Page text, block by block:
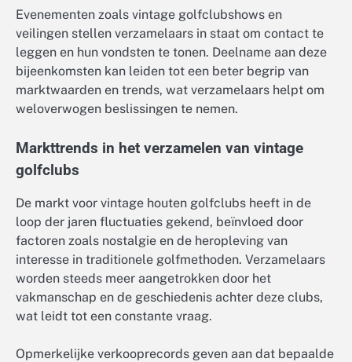
Evenementen zoals vintage golfclubshows en
veilingen stellen verzamelaars in staat om contact te
leggen en hun vondsten te tonen. Deelname aan deze
bijeenkomsten kan leiden tot een beter begrip van
marktwaarden en trends, wat verzamelaars helpt om
weloverwogen beslissingen te nemen.
Markttrends in het verzamelen van vintage
golfclubs
De markt voor vintage houten golfclubs heeft in de
loop der jaren fluctuaties gekend, beïnvloed door
factoren zoals nostalgie en de heropleving van
interesse in traditionele golfmethoden. Verzamelaars
worden steeds meer aangetrokken door het
vakmanschap en de geschiedenis achter deze clubs,
wat leidt tot een constante vraag.
Opmerkelijke verkooprecords geven aan dat bepaalde